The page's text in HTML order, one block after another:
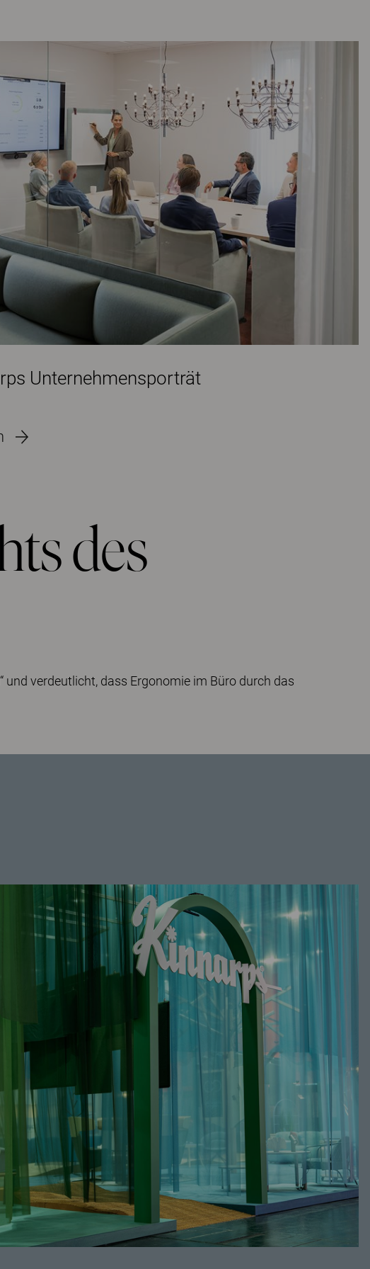
Unternehmensporträt
des
verdeutlicht, dass Ergonomie im Büro durch das